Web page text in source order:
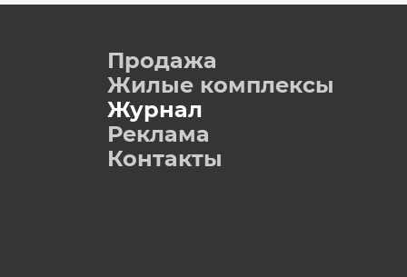
Продажа
Жилые комплексы
Журнал
Реклама
Контакты